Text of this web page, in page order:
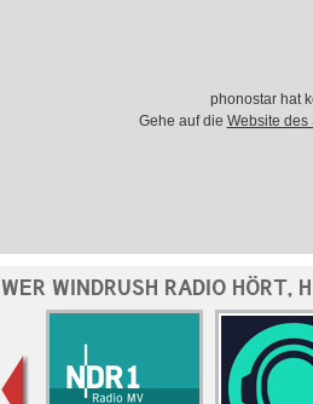
phonostar hat
Gehe auf die Website des
WER WINDRUSH RADIO HÖRT,